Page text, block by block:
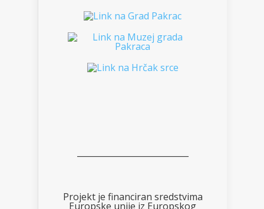
Projekt je financiran sredstvima
Europske unije iz Europskog